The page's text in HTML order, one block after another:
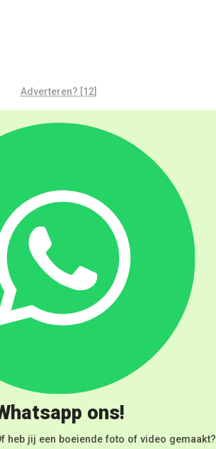
Adverteren? [12]
ons!
heb jij een boeiende foto of video gemaakt?